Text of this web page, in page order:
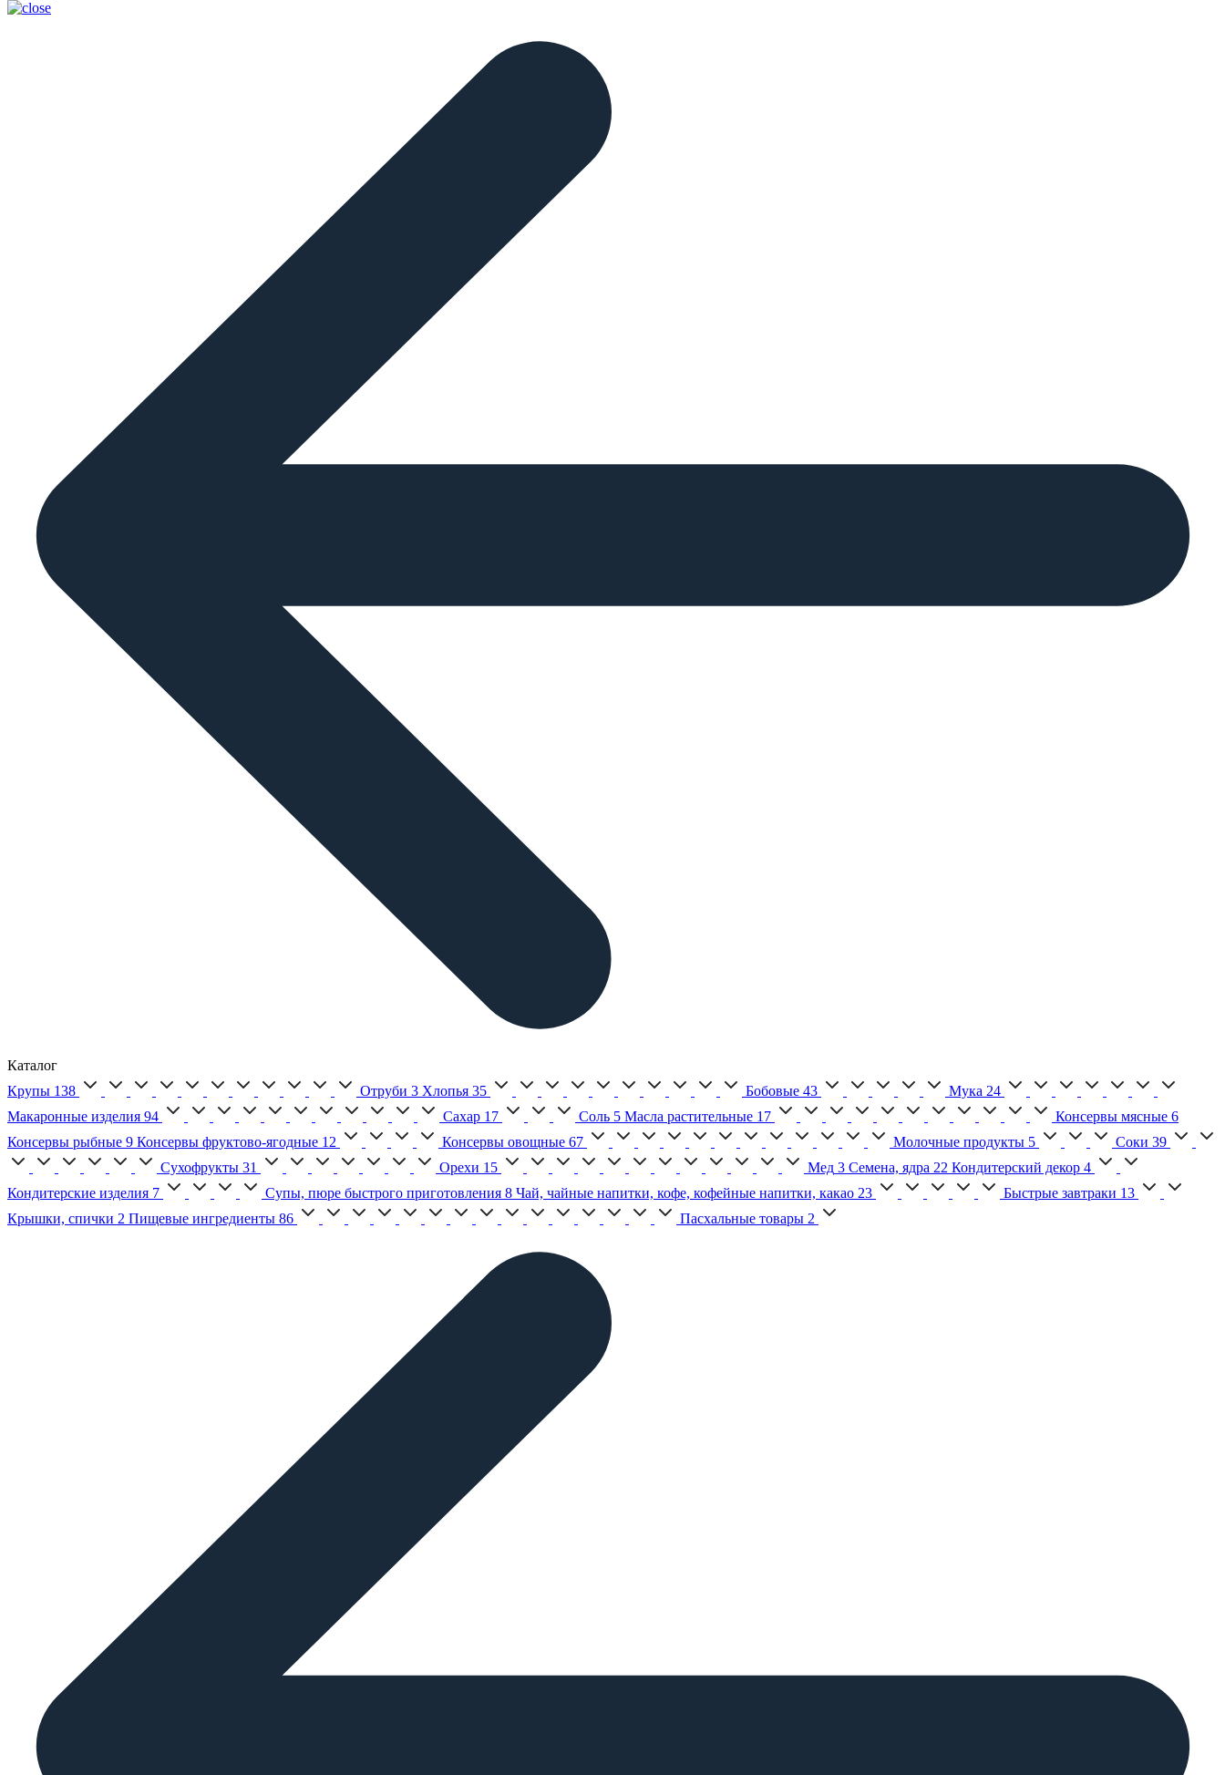
Каталог
Крупы 138 Отруби 3 Хлопья 35 Бобовые 43 Мука 24
Макаронные изделия 94 Сахар 17 Соль 5 Масла растительные 17 Консервы мясные 6
Консервы рыбные 9 Консервы фруктово-ягодные 12 Консервы овощные 67 Молочные продукты 5 Соки 39
Сухофрукты 31 Орехи 15 Мед 3 Семена, ядра 22 Кондитерский декор 4
Кондитерские изделия 7 Супы, пюре быстрого приготовления 8 Чай, чайные напитки, кофе, кофейные напитки, какао 23 Быстрые завтраки 13
Крышки, спички 2 Пищевые ингредиенты 86 Пасхальные товары 2